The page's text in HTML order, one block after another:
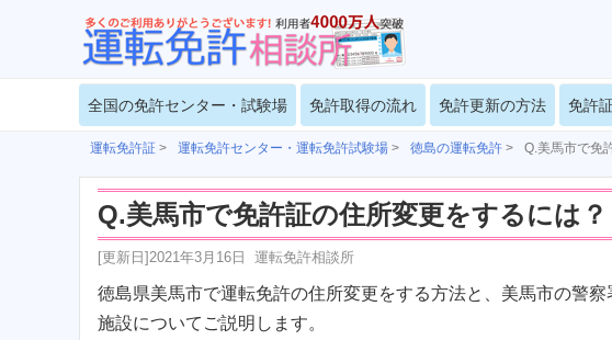
全国の免許センター・試験場 免許取得の流れ 免許更新の方法 免許
運転免許証 > 運転免許センター・運転免許試験場 > 徳島の運転免許 > Q.美馬市で免
Q.美馬市で免許証の住所変更をするには？
[更新日]2021年3月16日 運転免許相談所
徳島県美馬市で運転免許の住所変更をする方法と、美馬市の警
施設についてご説明します。